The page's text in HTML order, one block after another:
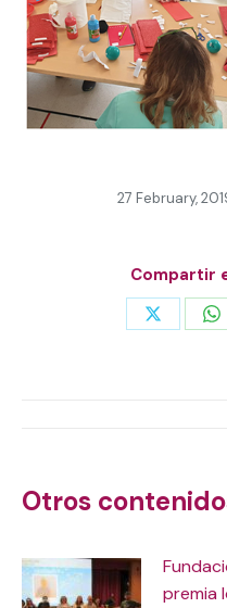
27 February,
Compartir
Share
Otros
premia